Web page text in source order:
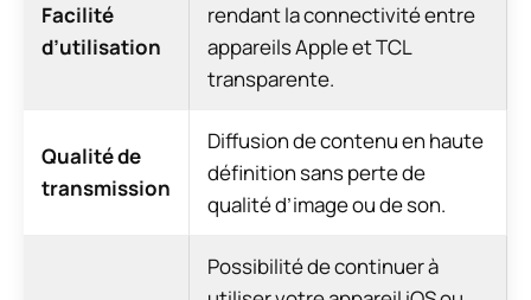
Facilité
d’utilisation
rendant la connectivité entre
appareils Apple et TCL
transparente.
Qualité de
transmission
Diffusion de contenu en haute
définition sans perte de
qualité d’image ou de son.
Possibilité de continuer à